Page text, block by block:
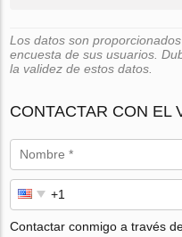
Los datos son
encuesta de sus usuarios.
la validez de estos datos.
CONTACTAR CON EL
Contactar conmigo a través